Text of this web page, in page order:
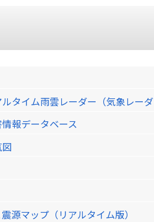
タイム雨雲レーダー（気象レー
報データベース
源マップ（リアルタイム版）